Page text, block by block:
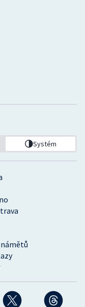
Systém